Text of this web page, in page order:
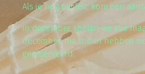
Als je nog twijfelt: kom een
In december spelen we alle
december, maar dan hebben
gereserveerd.